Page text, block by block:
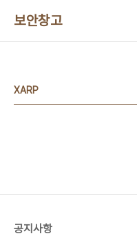
보안창고
XARP
공지사항